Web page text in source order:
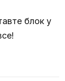
блок у